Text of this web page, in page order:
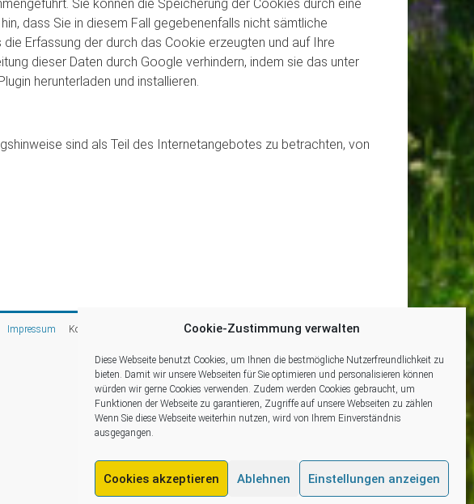
Cookie-Zustimmung verwalten
Diese Webseite benutzt Cookies, um Ihnen die bestmögliche Nutzerfreundlichkeit zu
bieten. Damit wir unsere Webseiten für Sie optimieren und personalisieren können
würden wir gerne Cookies verwenden. Zudem werden Cookies gebraucht, um
Funktionen der Webseite zu garantieren, Zugriffe auf unsere Webseiten zu zählen
Wenn Sie diese Webseite weiterhin nutzen, wird von Ihrem Einverständnis
ausgegangen.
Cookies akzeptieren Ablehnen Einstellungen anzeigen
Sie können die Speicherung der Cookies durch eine
dass Sie in diesem Fall gegebenenfalls nicht sämtliche
Erfassung der durch das Cookie erzeugten und auf Ihre
dieser Daten durch Google verhindern, indem sie das unter
herunterladen und installieren.
sind als Teil des Internetangebotes zu betrachten, von
Impressum Kontakt & Lage Unser Angebot Willkommen Cookie Hinweise (EU)